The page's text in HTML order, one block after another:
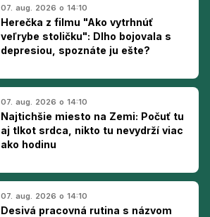
07. aug. 2026 o 14:10
Herečka z filmu "Ako vytrhnúť
veľrybe stoličku": Dlho bojovala s
depresiou, spoznáte ju ešte?
07. aug. 2026 o 14:10
Najtichšie miesto na Zemi: Počuť tu
aj tlkot srdca, nikto tu nevydrží viac
ako hodinu
07. aug. 2026 o 14:10
Desivá pracovná rutina s názvom